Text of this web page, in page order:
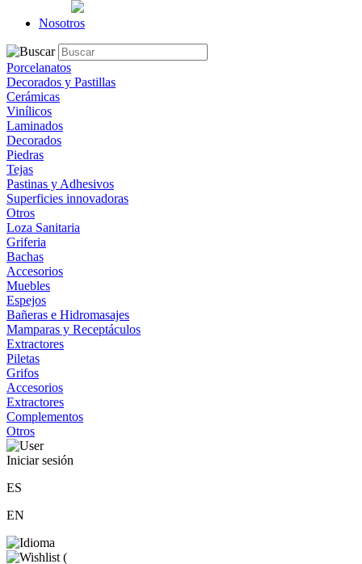
Nosotros
Porcelanatos
Decorados y Pastillas
Cerámicas
Vinílicos
Laminados
Decorados
Piedras
Tejas
Pastinas y Adhesivos
Superficies innovadoras
Otros
Loza Sanitaria
Griferia
Bachas
Accesorios
Muebles
Espejos
Bañeras e Hidromasajes
Mamparas y Receptáculos
Extractores
Piletas
Grifos
Accesorios
Extractores
Complementos
Otros
Iniciar sesión
ES
EN
(